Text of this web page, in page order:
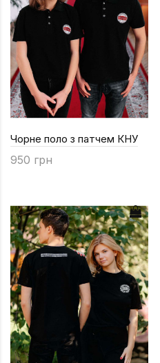
Чорне поло з патчем КНУ
950 грн